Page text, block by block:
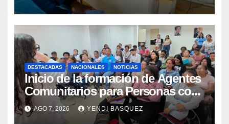
DESTACADAS NACIONALES NOTICIAS
Inicio de la formación de Agentes
Comunitarios para Personas con
Discapacidad en el Centro de
Rehabilitación J.J. Arvelo
AGO 7, 2026 YENDI BASQUEZ